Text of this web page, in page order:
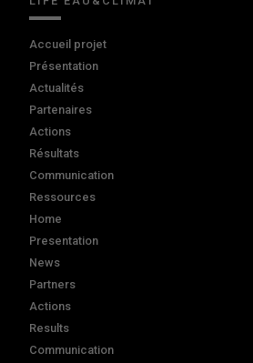
Accueil projet
Présentation
Actualités
Partenaires
Actions
Résultats
Communication
Ressources
Home
Presentation
News
Partners
Actions
Results
Communication